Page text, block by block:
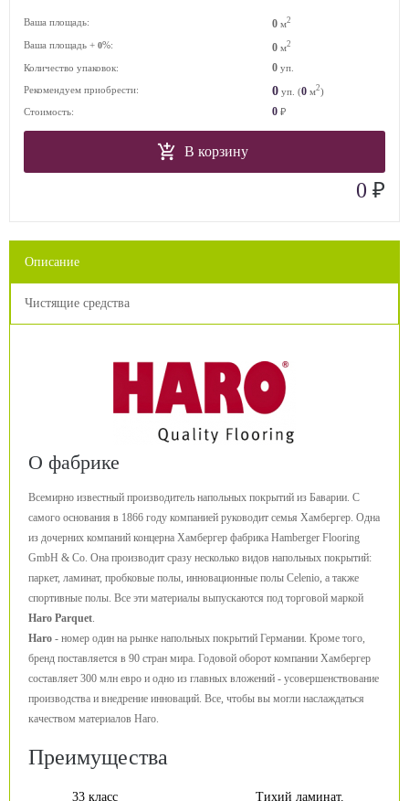
Ваша площадь: 0 м2
Ваша площадь + 0%: 0 м2
Количество упаковок: 0 уп.
Рекомендуем приобрести:
0 уп. (0 м2)
Стоимость:
0 ₽
В корзину
0 ₽
Описание
Чистящие средства
О фабрике
Всемирно известный производитель напольных покрытий из Баварии. С
самого основания в 1866 году компанией руководит семья Хамбергер. Одна
из дочерних компаний концерна Хамбергер фабрика Hamberger Flooring
GmbH & Co. Она производит сразу несколько видов напольных покрытий:
паркет, ламинат, пробковые полы, инновационные полы Celenio, а также
спортивные полы. Все эти материалы выпускаются под торговой маркой
Haro Parquet.
Haro - номер один на рынке напольных покрытий Германии. Кроме того,
бренд поставляется в 90 стран мира. Годовой оборот компании Хамбергер
составляет 300 млн евро и одно из главных вложений - усовершенствование
производства и внедрение инноваций. Все, чтобы вы могли наслаждаться
качеством материалов Haro.
Преимущества
Тихий ламинат.
33 класс